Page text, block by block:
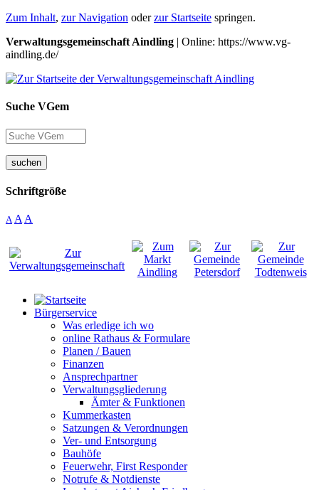
Zum Inhalt, zur Navigation oderzur Startseite springen.
Verwaltungsgemeinschaft Aindling | Online: https://www.vg-
aindling.de/
Suche VGem
suchen
Schriftgröße
A A A
Bürgerservice
Was erledige ich wo
online Rathaus & Formulare
Planen / Bauen
Finanzen
Ansprechpartner
Verwaltungsgliederung
Ämter & Funktionen
Kummerkasten
Satzungen & Verordnungen
Ver- und Entsorgung
Bauhöfe
Feuerwehr, First Responder
Notrufe & Notdienste